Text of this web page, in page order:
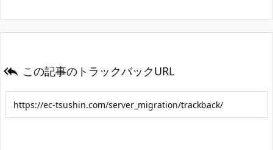
 この記事のトラックバックURL